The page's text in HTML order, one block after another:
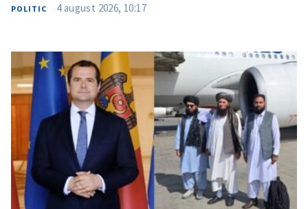
POLITIC 4 august 2026, 10:17